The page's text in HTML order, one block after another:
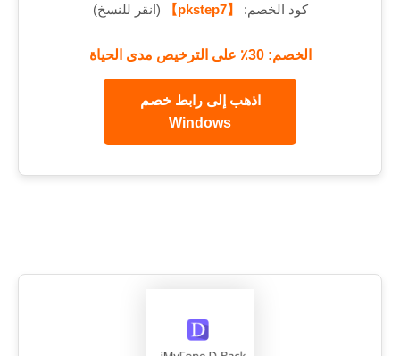
كود الخصم: 【pkstep7】 (انقر للنسخ)
الخصم: 30٪ على الترخيص مدى الحياة
اذهب إلى رابط خصم
Windows